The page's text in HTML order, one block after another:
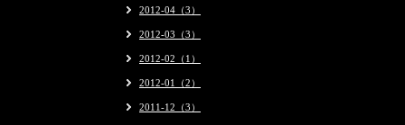
2012-04（3）
2012-03（3）
2012-02（1）
2012-01（2）
2011-12（3）